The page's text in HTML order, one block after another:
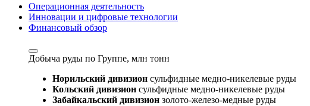
Операционная деятельность
Инновации и цифровые технологии
Финансовый обзор
Добыча руды по Группе, млн тонн
Норильский дивизион сульфидные медно-никелевые руды
Кольский дивизион сульфидные медно-никелевые руды
Забайкальский дивизион золото-железо-медные руды